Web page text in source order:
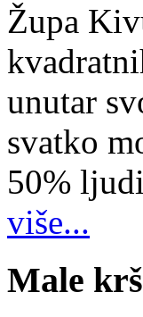
Župa
unutar
svatko
50%
više...
Male